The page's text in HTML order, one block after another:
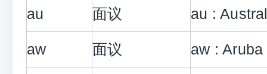
au 面议 au :
aw 面议 aw :